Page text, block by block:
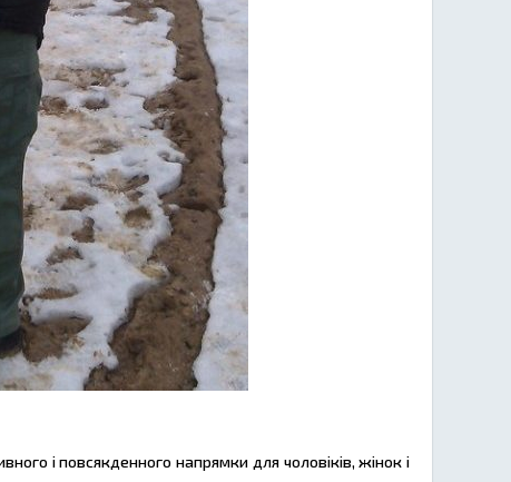
і повсякденного напрямки для чоловіків, жінок і